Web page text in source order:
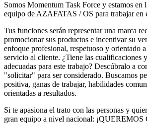
Somos Momentum Task Force y estamos en
equipo de AZAFATAS / OS para trabajar en
Tus funciones serán representar una marca
promocionar sus productos e incentivar su
enfoque profesional, respetuoso y orientado
servicio al cliente. ¿Tiene las cualificaciones
adecuadas para este trabajo? Descúbralo a
"solicitar" para ser considerado. Buscamos
positiva, ganas de trabajar, habilidades
orientadas a resultados.
Si te apasiona el trato con las personas y
gran equipo a nivel nacional: